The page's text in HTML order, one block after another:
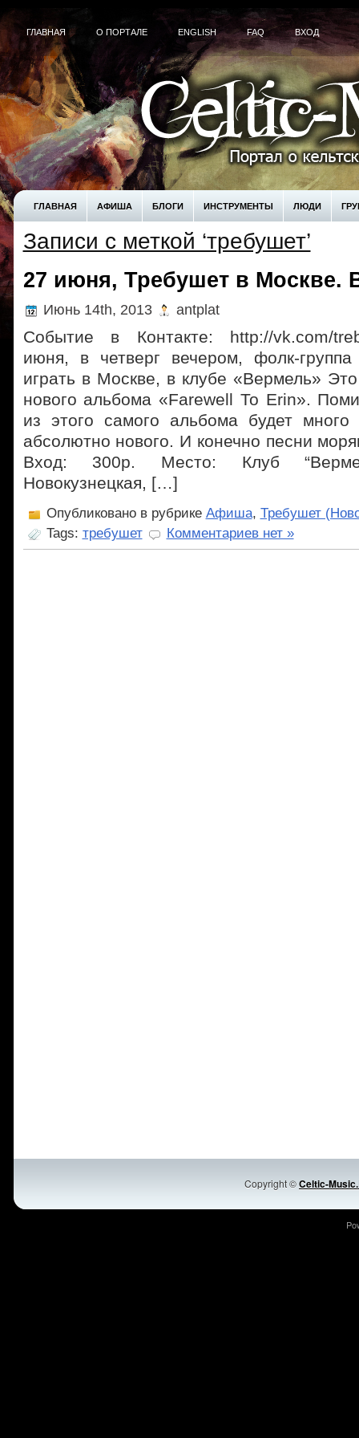
ГЛАВНАЯ О ПОРТАЛЕ ENGLISH FAQ ВХОД
ГЛАВНАЯ АФИША БЛОГИ ИНСТРУМЕНТЫ ЛЮДИ
! БЕЗ РУБРИКИ UNCATEGORIZED КУПИТЬ
Записи с меткой ‘требушет’
27 июня, Требушет в Москве.
Июнь 14th, 2013 antplat
Событие в Контакте: http://vk.com/
июня, в четверг вечером, фолк-
играть в Москве, в клубе «Вермель»
нового альбома «Farewell To Erin».
из этого самого альбома будет много
абсолютно нового. И конечно песни
Вход: 300р. Место: Клуб
Новокузнецкая, […]
Опубликовано в рубрике Афиша, Требушет
Tags: требушет Комментариев нет »
Copyright ©Celtic-